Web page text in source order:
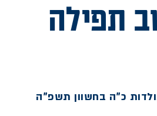
תפילה
כ"ה בחשוון תשפ"ה